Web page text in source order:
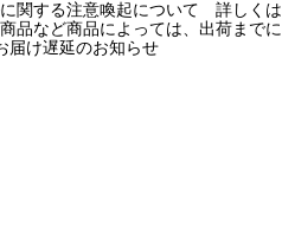
に関する注意喚起について 詳しく
品など商品によっては、出荷ま
届け遅延のお知らせ